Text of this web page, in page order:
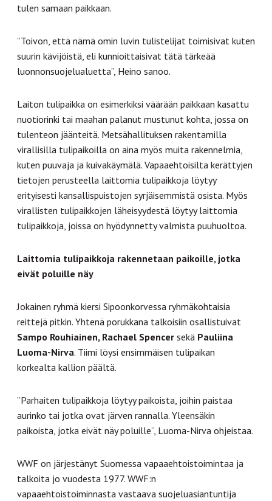
tulen samaan paikkaan.
”Toivon, että nämä omin luvin tulistelijat toimisivat kuten
suurin kävijöistä, eli kunnioittaisivat tätä tärkeää
luonnonsuojelualuetta”, Heino sanoo.
Laiton tulipaikka on esimerkiksi väärään paikkaan kasattu
nuotiorinki tai maahan palanut mustunut kohta, jossa on
tulenteon jäänteitä. Metsähallituksen rakentamilla
virallisilla tulipaikoilla on aina myös muita rakennelmia,
kuten puuvaja ja kuivakäymälä. Vapaaehtoisilta kerättyjen
tietojen perusteella laittomia tulipaikkoja löytyy
erityisesti kansallispuistojen syrjäisemmistä osista. Myös
virallisten tulipaikkojen läheisyydestä löytyy laittomia
tulipaikkoja, joissa on hyödynnetty valmista puuhuoltoa.
Laittomia tulipaikkoja rakennetaan paikoille, jotka
eivät poluille näy
Jokainen ryhmä kiersi Sipoonkorvessa ryhmäkohtaisia
reittejä pitkin. Yhtenä porukkana talkoisiin osallistuivat
Sampo Rouhiainen, Rachael Spencer sekä Pauliina
Luoma-Nirva. Tiimi löysi ensimmäisen tulipaikan
korkealta kallion päältä.
”Parhaiten tulipaikkoja löytyy paikoista, joihin paistaa
aurinko tai jotka ovat järven rannalla. Yleensäkin
paikoista, jotka eivät näy poluille”, Luoma-Nirva ohjeistaa.
WWF on järjestänyt Suomessa vapaaehtoistoimintaa ja
talkoita jo vuodesta 1977. WWF:n
vapaaehtoistoiminnasta vastaava suojeluasiantuntija